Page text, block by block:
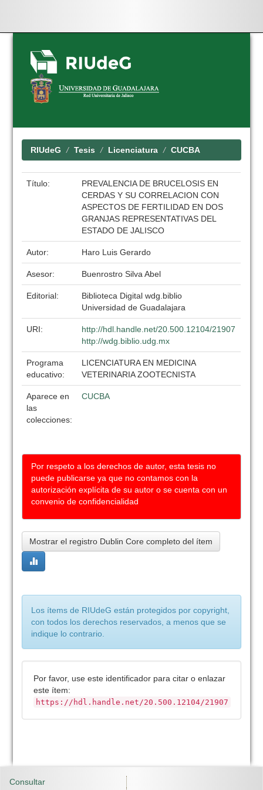
Skip
navigation
RIUdeG Tesis Licenciatura CUCBA
Título:
PREVALENCIA DE BRUCELOSIS EN
CERDAS Y SU CORRELACION CON
ASPECTOS DE FERTILIDAD EN DOS
GRANJAS REPRESENTATIVAS DEL
ESTADO DE JALISCO
Autor: Haro Luis Gerardo
Asesor: Buenrostro Silva Abel
Editorial:
Biblioteca Digital wdg.biblio
Universidad de Guadalajara
URI:
http://hdl.handle.net/20.500.12104/21907
http://wdg.biblio.udg.mx
Programa
educativo:
LICENCIATURA EN MEDICINA
VETERINARIA ZOOTECNISTA
Aparece en
las
colecciones:
CUCBA
Por respeto a los derechos de autor, esta tesis no
puede publicarse ya que no contamos con la
autorización explícita de su autor o se cuenta con un
convenio de confidencialidad
Mostrar el registro Dublin Core completo del ítem
Los ítems de RIUdeG están protegidos por copyright,
con todos los derechos reservados, a menos que se
indique lo contrario.
Por favor, use este identificador para citar o enlazar
este ítem:
https://hdl.handle.net/20.500.12104/21907
Consultar